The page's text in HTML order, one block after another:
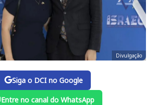
Divulgação
Siga o DCI no Google
Entre no canal do WhatsApp